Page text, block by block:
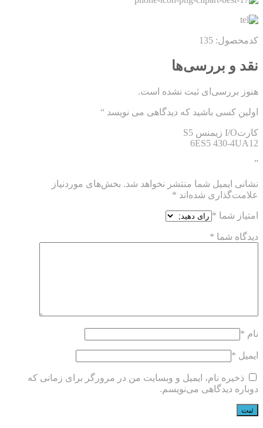
کدمحصول: 135
نقد و بررسی‌ها
هنوز بررسی‌ای ثبت نشده است.
اولین کسی باشید که دیدگاهی می نویسد “
کارتI/O زیمنس S5
6ES5 430-4UA12
”
نشانی ایمیل شما منتشر نخواهد شد. بخش‌های موردنیاز
علامت‌گذاری شده‌اند *
امتیاز شما *
دیدگاه شما *
نام *
ایمیل *
ذخیره نام، ایمیل و وبسایت من در مرورگر برای زمانی که
دوباره دیدگاهی می‌نویسم.